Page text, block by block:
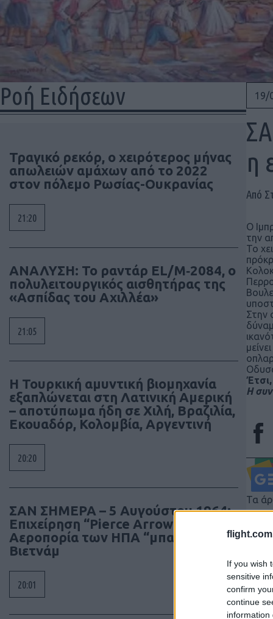
If you wish
sensitive
confirm
continue
information
Ροή Ειδήσεων
Τραγικό ρεκόρ, ο χειρότερος μήνας
απωλειών αμάχων από το 2022
στον πόλεμο Ρωσίας-Ουκρανίας
21:20
ΑΝΑΛΥΣΗ: To ραντάρ EL/M‑2084, ο
πολυλειτουργικός αισθητήρας της
«Ασπίδας του Αχιλλέα»
21:05
Η Τουρκική αμυντική βιομηχανία
εξαπλώνεται στη Λατινική Αμερική
– αποτύπωμα ήδη σε Χιλή, Βραζιλία,
Εκουαδόρ, Κολομβία, Αργεντινή
20:20
ΣΑΝ ΣΗΜΕΡΑ – 5 Αυγούστου 1964:
Επιχείρηση “Pierce Arrow”, η
Αεροπορία των ΗΠΑ “μπαίνει” στο
Βιετνάμ
20:01
19/
η
Από
Ο
την
Το
Στην
Η
Τα